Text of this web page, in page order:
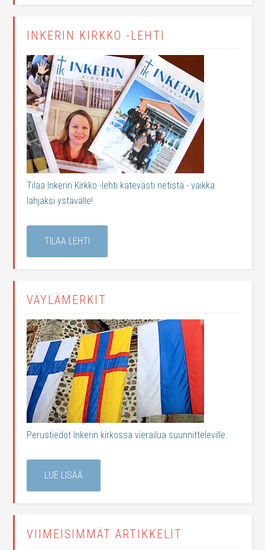
INKERIN KIRKKO -LEHTI
Tilaa Inkerin Kirkko -lehti kätevästi netistä - vaikka
lahjaksi ystävälle!
TILAA LEHTI
VÄYLÄMERKIT
Perustiedot Inkerin kirkossa vierailua suunnitteleville.
LUE LISÄÄ
VIIMEISIMMÄT ARTIKKELIT